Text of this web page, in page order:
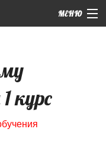
МЕНЮ
859-12-55 (WhatsApp)
курс